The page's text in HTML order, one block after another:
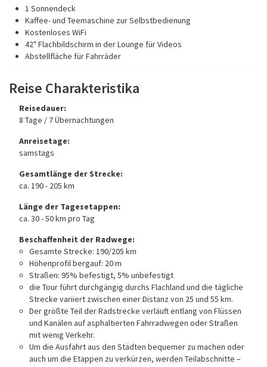
1 Sonnendeck
Kaffee- und Teemaschine zur Selbstbedienung
Kostenloses WiFi
42" Flachbildschirm in der Lounge für Videos
Abstellfläche für Fahrräder
Reise Charakteristika
Reisedauer:
8 Tage / 7 Übernachtungen
Anreisetage:
samstags
Gesamtlänge der Strecke:
ca. 190 - 205 km
Länge der Tagesetappen:
ca. 30 - 50 km pro Tag
Beschaffenheit der Radwege:
Gesamte Strecke: 190/205 km
Höhenprofil bergauf: 20 m
Straßen: 95% befestigt, 5% unbefestigt
die Tour führt durchgängig durchs Flachland und die tägliche
Strecke variiert zwischen einer Distanz von 25 und 55 km.
Der größte Teil der Radstrecke verläuft entlang von Flüssen
und Kanälen auf asphaltierten Fahrradwegen oder Straßen
mit wenig Verkehr.
Um die Ausfahrt aus den Städten bequemer zu machen oder
auch um die Etappen zu verkürzen, werden Teilabschnitte –